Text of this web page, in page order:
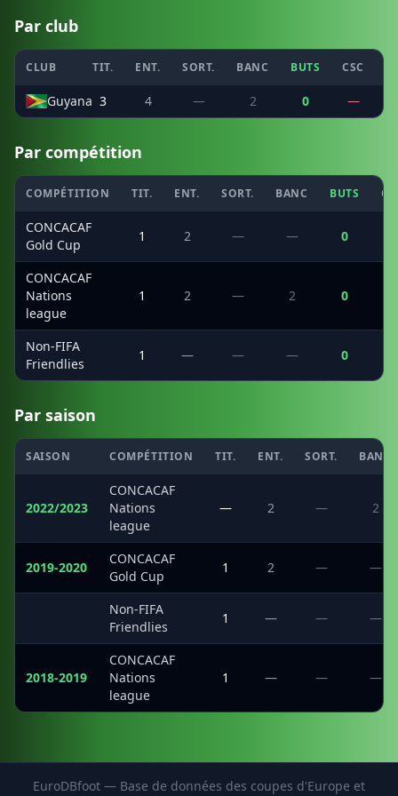
Par club
CLUB TIT. ENT. SORT. BANC BUTS CSC
Guyana 3 4 — 2 0 —
Par compétition
COMPÉTITION TIT. ENT. SORT. BANC BUTS
CONCACAF
Gold Cup
1 2 — — 0
CONCACAF
Nations
league
1 2 — 2 0
Non-FIFA
Friendlies
1 — — — 0
Par saison
SAISON COMPÉTITION TIT. ENT. SORT. BANC
2022/2023
CONCACAF
Nations
league
— 2 — 2
2019-2020
CONCACAF
Gold Cup
1 2 — —
Non-FIFA
Friendlies
1 — — —
2018-2019
CONCACAF
Nations
league
1 — — —
EuroDBfoot — Base de données des coupes d'Europe et